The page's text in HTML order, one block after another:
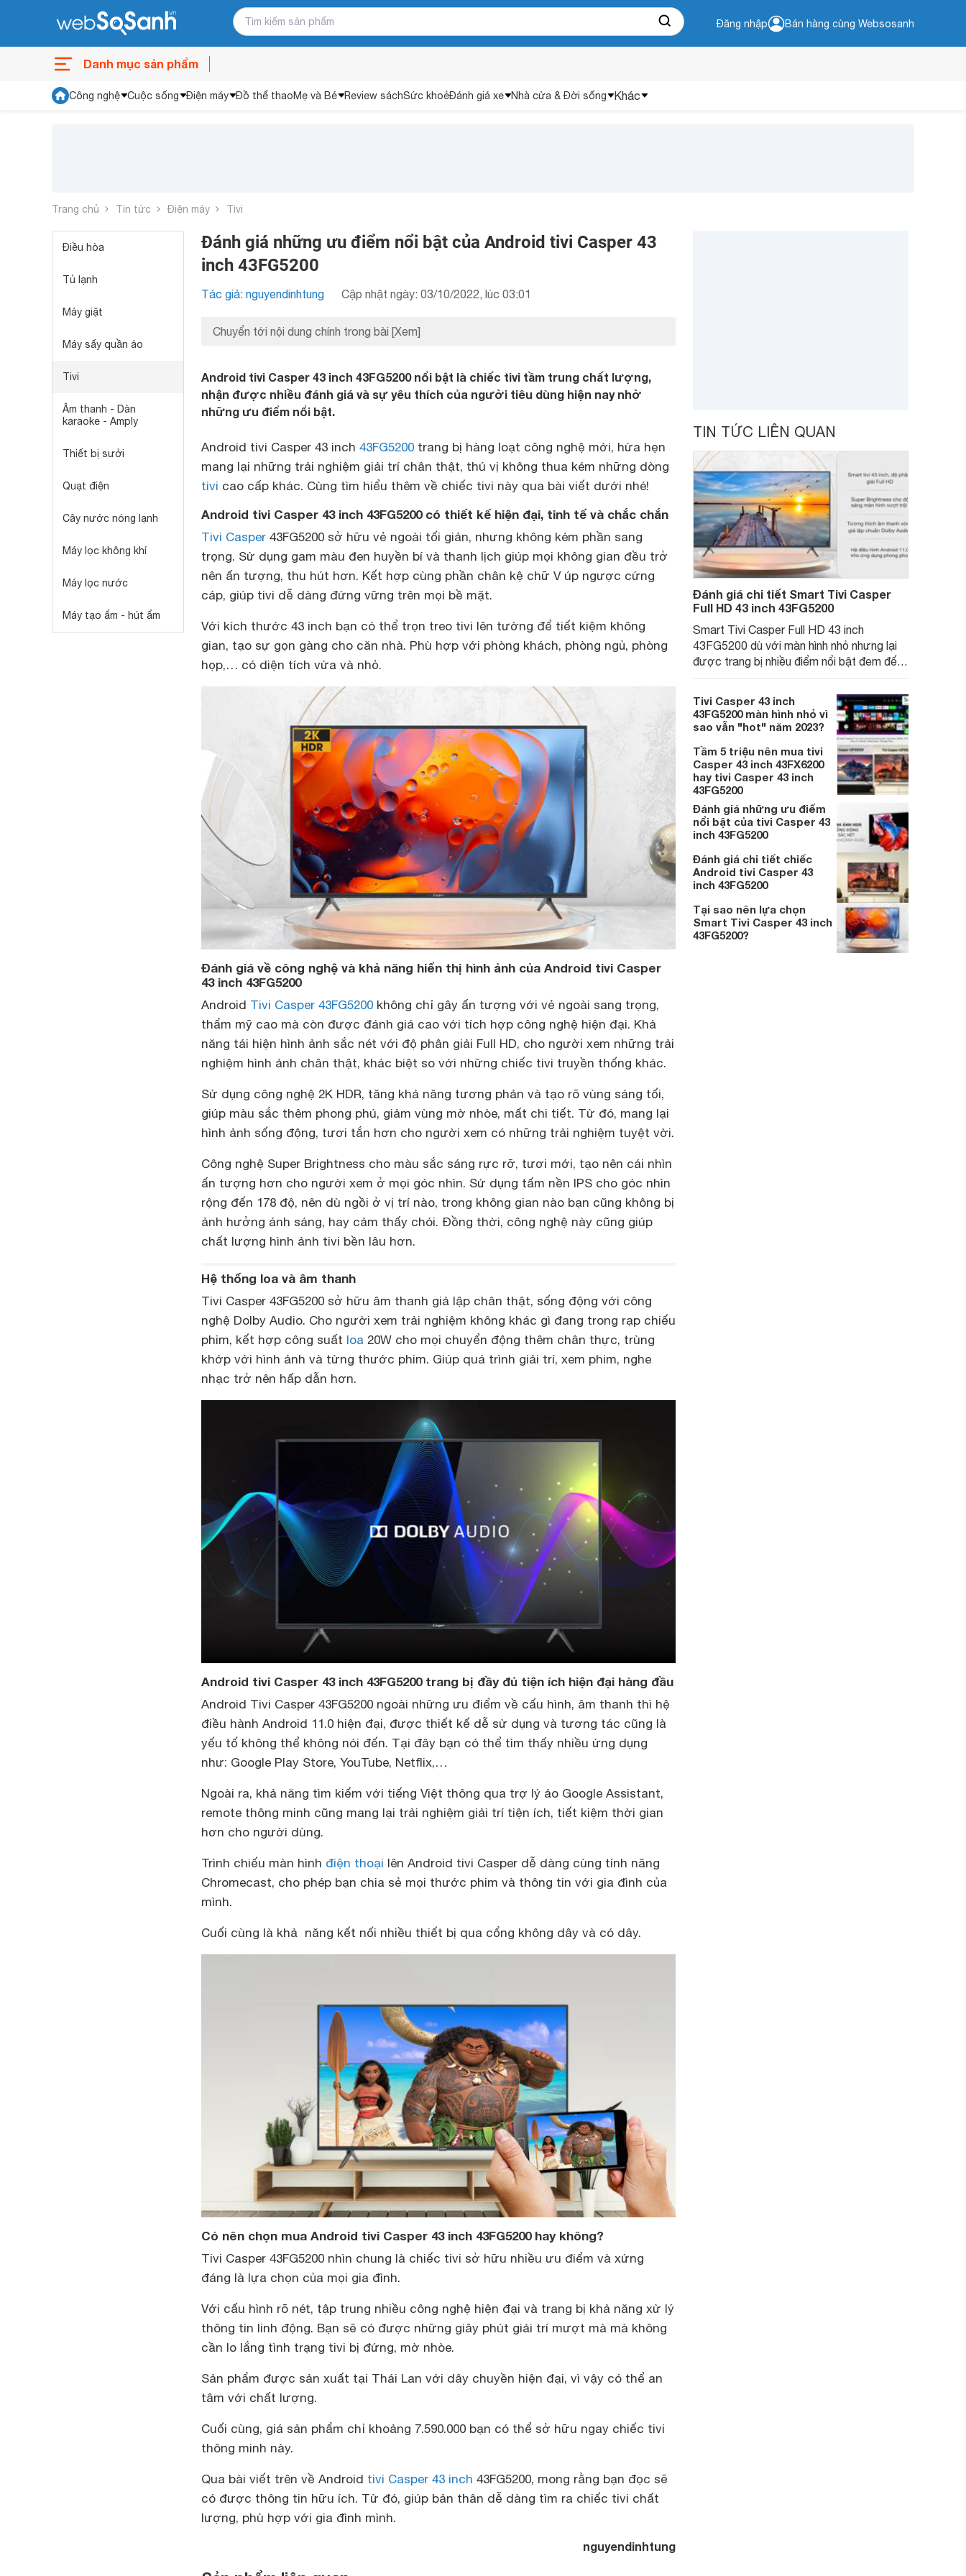
Đăng nhập Bán hàng cùng Websosanh
Danh mục sản phẩm
Công nghệ Cuộc sống Điện máy Đồ thể thaoMẹ và Bé Review sáchSức khoẻĐánh giá xe Nhà cửa & Đời sống Khác
Trang chủ Tin tức Điện máy Tivi
Điều hòa
Tủ lạnh
Máy giặt
Máy sấy quần áo
Tivi
Âm thanh - Dàn
karaoke - Amply
Thiết bị sưởi
Quạt điện
Cây nước nóng lạnh
Máy lọc không khí
Máy lọc nước
Máy tạo ẩm - hút ẩm
Đánh giá những ưu điểm nổi bật của Android tivi Casper 43
inch 43FG5200
Tác giả: nguyendinhtung Cập nhật ngày: 03/10/2022, lúc 03:01
Chuyển tới nội dung chính trong bài [Xem]
Android tivi Casper 43 inch 43FG5200 nổi bật là chiếc tivi tầm trung chất lượng,
nhận được nhiều đánh giá và sự yêu thích của người tiêu dùng hiện nay nhờ
những ưu điểm nổi bật.
Android tivi Casper 43 inch 43FG5200 trang bị hàng loạt công nghệ mới, hứa hẹn
mang lại những trải nghiệm giải trí chân thật, thú vị không thua kém những dòng
tivi cao cấp khác. Cùng tìm hiểu thêm về chiếc tivi này qua bài viết dưới nhé!
Android tivi Casper 43 inch 43FG5200 có thiết kế hiện đại, tinh tế và chắc chắn
Tivi Casper 43FG5200 sở hữu vẻ ngoài tối giản, nhưng không kém phần sang
trọng. Sử dụng gam màu đen huyền bí và thanh lịch giúp mọi không gian đều trở
nên ấn tượng, thu hút hơn. Kết hợp cùng phần chân kệ chữ V úp ngược cứng
cáp, giúp tivi dễ dàng đứng vững trên mọi bề mặt.
Với kích thước 43 inch bạn có thể trọn treo tivi lên tường để tiết kiệm không
gian, tạo sự gọn gàng cho căn nhà. Phù hợp với phòng khách, phòng ngủ, phòng
họp,… có diện tích vừa và nhỏ.
Đánh giá về công nghệ và khả năng hiển thị hình ảnh của Android tivi Casper
43 inch 43FG5200
Android Tivi Casper 43FG5200 không chỉ gây ấn tượng với vẻ ngoài sang trọng,
thẩm mỹ cao mà còn được đánh giá cao với tích hợp công nghệ hiện đại. Khả
năng tái hiện hình ảnh sắc nét với độ phân giải Full HD, cho người xem những trải
nghiệm hình ảnh chân thật, khác biệt so với những chiếc tivi truyền thống khác.
Sử dụng công nghệ 2K HDR, tăng khả năng tương phản và tạo rõ vùng sáng tối,
giúp màu sắc thêm phong phú, giảm vùng mờ nhòe, mất chi tiết. Từ đó, mang lại
hình ảnh sống động, tươi tắn hơn cho người xem có những trải nghiệm tuyệt vời.
Công nghệ Super Brightness cho màu sắc sáng rực rỡ, tươi mới, tạo nên cái nhìn
ấn tượng hơn cho người xem ở mọi góc nhìn. Sử dụng tấm nền IPS cho góc nhìn
rộng đến 178 độ, nên dù ngồi ở vị trí nào, trong không gian nào bạn cũng không bị
ảnh hưởng ánh sáng, hay cảm thấy chói. Đồng thời, công nghệ này cũng giúp
chất lượng hình ảnh tivi bền lâu hơn.
Hệ thống loa và âm thanh
Tivi Casper 43FG5200 sở hữu âm thanh giả lập chân thật, sống động với công
nghệ Dolby Audio. Cho người xem trải nghiệm không khác gì đang trong rạp chiếu
phim, kết hợp công suất loa 20W cho mọi chuyển động thêm chân thực, trùng
khớp với hình ảnh và từng thước phim. Giúp quá trình giải trí, xem phim, nghe
nhạc trở nên hấp dẫn hơn.
Android tivi Casper 43 inch 43FG5200 trang bị đầy đủ tiện ích hiện đại hàng đầu
Android Tivi Casper 43FG5200 ngoài những ưu điểm về cấu hình, âm thanh thì hệ
điều hành Android 11.0 hiện đại, được thiết kế dễ sử dụng và tương tác cũng là
yếu tố không thể không nói đến. Tại đây bạn có thể tìm thấy nhiều ứng dụng
như: Google Play Store, YouTube, Netflix,…
Ngoài ra, khả năng tìm kiếm với tiếng Việt thông qua trợ lý ảo Google Assistant,
remote thông minh cũng mang lại trải nghiệm giải trí tiện ích, tiết kiệm thời gian
hơn cho người dùng.
Trình chiếu màn hình điện thoại lên Android tivi Casper dễ dàng cùng tính năng
Chromecast, cho phép bạn chia sẻ mọi thước phim và thông tin với gia đình của
mình.
Cuối cùng là khả năng kết nối nhiều thiết bị qua cổng không dây và có dây.
Có nên chọn mua Android tivi Casper 43 inch 43FG5200 hay không?
Tivi Casper 43FG5200 nhìn chung là chiếc tivi sở hữu nhiều ưu điểm và xứng
đáng là lựa chọn của mọi gia đình.
Với cấu hình rõ nét, tập trung nhiều công nghệ hiện đại và trang bị khả năng xử lý
thông tin linh động. Bạn sẽ có được những giây phút giải trí mượt mà mà không
cần lo lắng tình trạng tivi bị đứng, mờ nhòe.
Sản phẩm được sản xuất tại Thái Lan với dây chuyền hiện đại, vì vậy có thể an
tâm với chất lượng.
Cuối cùng, giá sản phẩm chỉ khoảng 7.590.000 bạn có thể sở hữu ngay chiếc tivi
thông minh này.
Qua bài viết trên về Android tivi Casper 43 inch 43FG5200, mong rằng bạn đọc sẽ
có được thông tin hữu ích. Từ đó, giúp bản thân dễ dàng tìm ra chiếc tivi chất
lượng, phù hợp với gia đình mình.
nguyendinhtung
TIN TỨC LIÊN QUAN
Đánh giá chi tiết Smart Tivi Casper
Full HD 43 inch 43FG5200
Smart Tivi Casper Full HD 43 inch
43FG5200 dù với màn hình nhỏ nhưng lại
được trang bị nhiều điểm nổi bật đem đến
trải nghiệm ấn tượng cho người dùng.
Tivi Casper 43 inch
43FG5200 màn hình nhỏ vì
sao vẫn "hot" năm 2023?
Tầm 5 triệu nên mua tivi
Casper 43 inch 43FX6200
hay tivi Casper 43 inch
43FG5200
Đánh giá những ưu điểm
nổi bật của tivi Casper 43
inch 43FG5200
Đánh giá chi tiết chiếc
Android tivi Casper 43
inch 43FG5200
Tại sao nên lựa chọn
Smart Tivi Casper 43 inch
43FG5200?